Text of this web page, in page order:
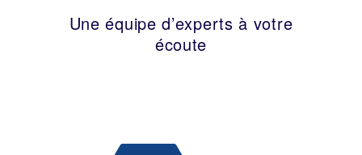
Une équipe d’experts à votre
écoute